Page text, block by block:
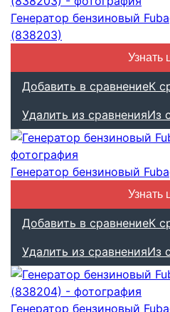
Генератор бензиновый
(838203)
Узнать
Добавить в сравнениеК
Удалить из сравненияИз
Генератор бензиновый
Узнать
Добавить в сравнениеК
Удалить из сравненияИз
Генератор бензиновый